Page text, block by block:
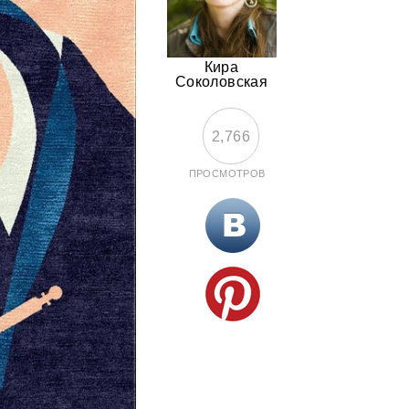
Кира
Соколовская
2,766
ПРОСМОТРОВ